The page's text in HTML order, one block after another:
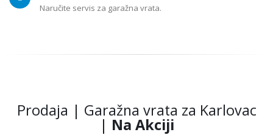
Naručite servis za garažna vrata.
Prodaja | Garažna vrata za Karlovac
| Na Akciji